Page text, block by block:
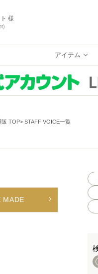
様
アイテム
販 TOP STAFF VOICE一覧
MADE